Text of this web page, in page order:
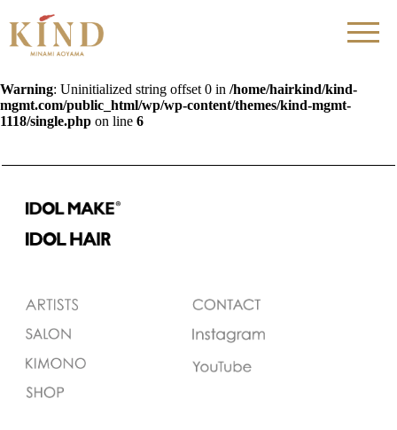
Warning: Uninitialized string offset 0 in /home/hairkind/kind-
mgmt.com/public_html/wp/wp-content/themes/kind-mgmt-
1118/single.php on line 6